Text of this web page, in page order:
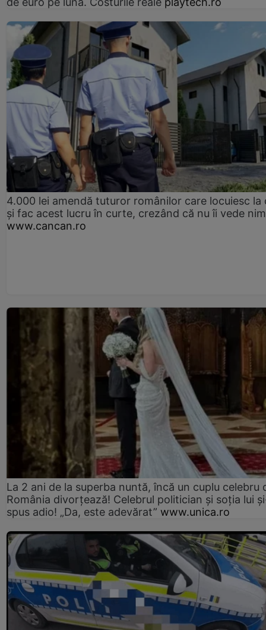
4.000 lei amendă tuturor românilor care locuiesc la
și fac acest lucru în curte, crezând că nu îi vede
www.cancan.ro
La 2 ani de la superba nuntă, încă un cuplu celebru
România divorțează! Celebrul politician și soția lui
spus adio! „Da, este adevărat” www.unica.ro